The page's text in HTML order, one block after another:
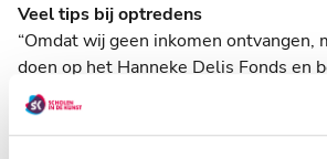
Veel tips bij optredens
“Omdat wij geen inkomen ontvangen,
doen op het Hanneke Delis Fonds en
gelukkige omstandigheid dat ik zulke
kan krijgen. Ik heb eerder pianoles